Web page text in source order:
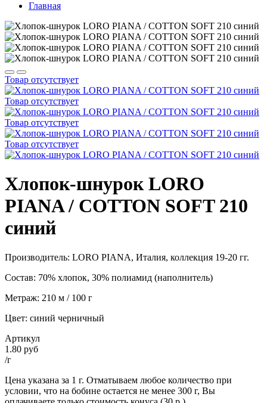
Главная
Товар отсутствует
Товар отсутствует
Товар отсутствует
Товар отсутствует
Хлопок-шнурок LORO
PIANA / COTTON SOFT 210
синий
Производитель: LORO PIANA, Италия, коллекция 19-20 гг.
Состав: 70% хлопок, 30% полиамид (наполнитель)
Метраж: 210 м / 100 г
Цвет: синий черничный
Артикул
1.80 руб
/г
Цена указана за 1 г. Отматываем любое количество при
условии, что на бобине остается не менее 300 г, Вы